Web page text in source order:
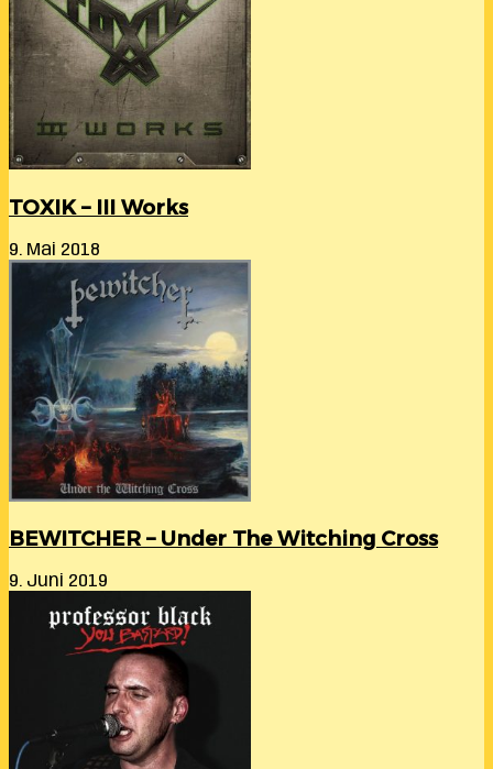
TOXIK – III Works
9. Mai 2018
BEWITCHER – Under The Witching Cross
9. Juni 2019